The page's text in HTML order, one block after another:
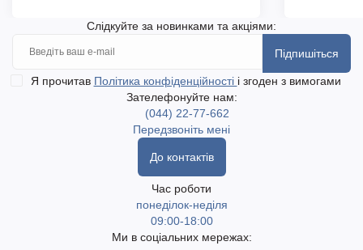
Слідкуйте за новинками та акціями:
Підпишіться
Я прочитав Політика конфіденційності і згоден з вимогами
Зателефонуйте нам:
(044) 22-77-662
Передзвоніть мені
До контактів
Час роботи
понеділок-неділя
09:00-18:00
Ми в соціальних мережах: